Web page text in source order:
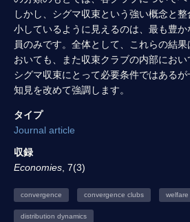
しかし、シグマ収束という強い概念と
小しているように見えるのは、最も豊
員のみです。全体として、これらの結
おいても、また収束クラブの内部にお
シグマ収束にとって必要条件ではある
知見を改めて強調します。
タイプ
Journal article
収録
Economies , 7(3)
convergence convergence clubs welfare
distribution dynamics